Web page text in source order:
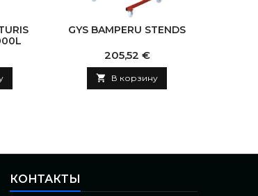
GYS BAMPERU STENDS
Цена
205,52 €
 В корзину
КОНТАКТЫ